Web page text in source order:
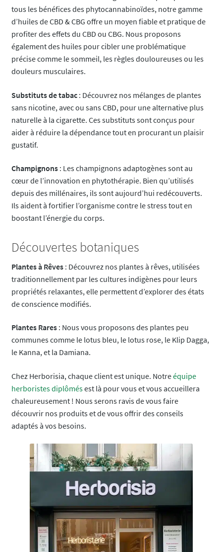
tous les bénéfices des phytocannabinoïdes, notre gamme
d’huiles de CBD & CBG offre un moyen fiable et pratique de
profiter des effets du CBD ou CBG. Nous proposons
également des huiles pour cibler une problématique
précise comme le sommeil, les règles douloureuses ou les
douleurs musculaires.
Substituts de tabac: Découvrez nos mélanges de plantes
sans nicotine, avec ou sans CBD, pour une alternative plus
naturelle à la cigarette. Ces substituts sont conçus pour
aider à réduire la dépendance tout en procurant un plaisir
gustatif.
Champignons: Les champignons adaptogènes sont au
cœur de l’innovation en phytothérapie. Bien qu’utilisés
depuis des millénaires, ils sont aujourd’hui redécouverts.
Ils aident à fortifier l’organisme contre le stress tout en
boostant l’énergie du corps.
Découvertes botaniques
Plantes à Rêves: Découvrez nos plantes à rêves, utilisées
traditionnellement par les cultures indigènes pour leurs
propriétés relaxantes, elle permettent d’explorer des états
de conscience modifiés.
Plantes Rares: Nous vous proposons des plantes peu
communes comme le lotus bleu, le lotus rose, le Klip Dagga,
le Kanna, et la Damiana.
Chez Herborisia, chaque client est unique. Notreéquipe
herboristes diplômésest là pour vous et vous accueillera
chaleureusement ! Nous serons ravis de vous faire
découvrir nos produits et de vous offrir des conseils
adaptés à vos besoins.